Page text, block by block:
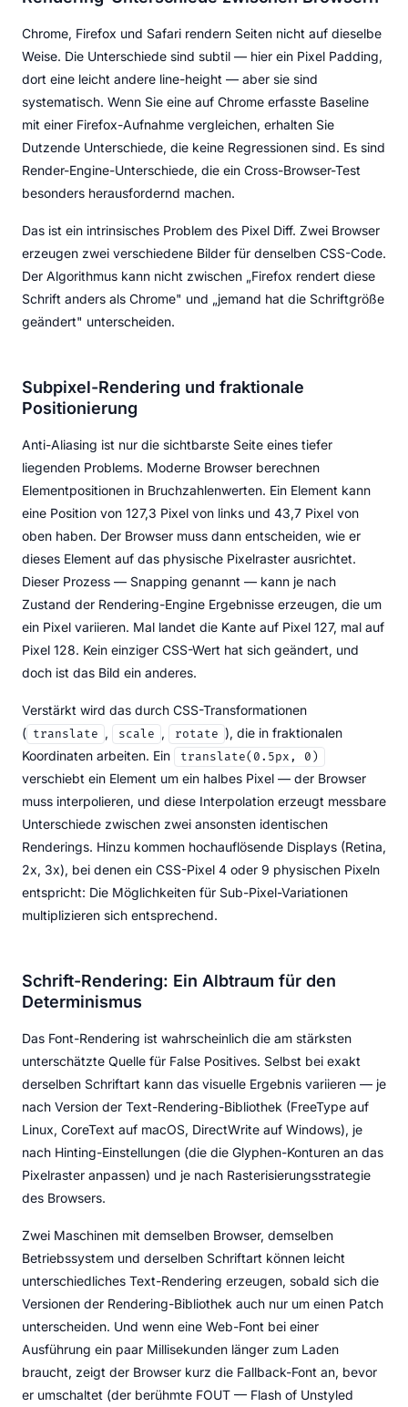
Chrome, Firefox und Safari rendern Seiten nicht auf dieselbe
Weise. Die Unterschiede sind subtil — hier ein Pixel Padding,
dort eine leicht andere line-height — aber sie sind
systematisch. Wenn Sie eine auf Chrome erfasste Baseline
mit einer Firefox-Aufnahme vergleichen, erhalten Sie
Dutzende Unterschiede, die keine Regressionen sind. Es sind
Render-Engine-Unterschiede, die ein Cross-Browser-Test
besonders herausfordernd machen.
Das ist ein intrinsisches Problem des Pixel Diff. Zwei Browser
erzeugen zwei verschiedene Bilder für denselben CSS-Code.
Der Algorithmus kann nicht zwischen „Firefox rendert diese
Schrift anders als Chrome" und „jemand hat die Schriftgröße
geändert" unterscheiden.
Subpixel-Rendering und fraktionale
Positionierung
Anti-Aliasing ist nur die sichtbarste Seite eines tiefer
liegenden Problems. Moderne Browser berechnen
Elementpositionen in Bruchzahlenwerten. Ein Element kann
eine Position von 127,3 Pixel von links und 43,7 Pixel von
oben haben. Der Browser muss dann entscheiden, wie er
dieses Element auf das physische Pixelraster ausrichtet.
Dieser Prozess — Snapping genannt — kann je nach
Zustand der Rendering-Engine Ergebnisse erzeugen, die um
ein Pixel variieren. Mal landet die Kante auf Pixel 127, mal auf
Pixel 128. Kein einziger CSS-Wert hat sich geändert, und
doch ist das Bild ein anderes.
Verstärkt wird das durch CSS-Transformationen
( translate , scale , rotate ), die in fraktionalen
Koordinaten arbeiten. Ein
translate(0.5px, 0)
verschiebt ein Element um ein halbes Pixel — der Browser
muss interpolieren, und diese Interpolation erzeugt messbare
Unterschiede zwischen zwei ansonsten identischen
Renderings. Hinzu kommen hochauflösende Displays (Retina,
2x, 3x), bei denen ein CSS-Pixel 4 oder 9 physischen Pixeln
entspricht: Die Möglichkeiten für Sub-Pixel-Variationen
multiplizieren sich entsprechend.
Schrift-Rendering: Ein Albtraum für den
Determinismus
Das Font-Rendering ist wahrscheinlich die am stärksten
unterschätzte Quelle für False Positives. Selbst bei exakt
derselben Schriftart kann das visuelle Ergebnis variieren — je
nach Version der Text-Rendering-Bibliothek (FreeType auf
Linux, CoreText auf macOS, DirectWrite auf Windows), je
nach Hinting-Einstellungen (die die Glyphen-Konturen an das
Pixelraster anpassen) und je nach Rasterisierungsstrategie
des Browsers.
Zwei Maschinen mit demselben Browser, demselben
Betriebssystem und derselben Schriftart können leicht
unterschiedliches Text-Rendering erzeugen, sobald sich die
Versionen der Rendering-Bibliothek auch nur um einen Patch
unterscheiden. Und wenn eine Web-Font bei einer
Ausführung ein paar Millisekunden länger zum Laden
braucht, zeigt der Browser kurz die Fallback-Font an, bevor
er umschaltet (der berühmte FOUT — Flash of Unstyled